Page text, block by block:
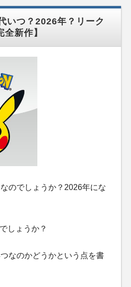
いつ？2026年？リーク
新作】
のでしょうか？2026年にな
しょうか？
なのかどうかという点を書